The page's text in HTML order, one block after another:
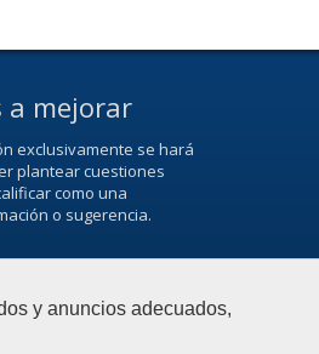
y anuncios adecuados,
a mejorar
exclusivamente se hará
plantear cuestiones
como una
o sugerencia.